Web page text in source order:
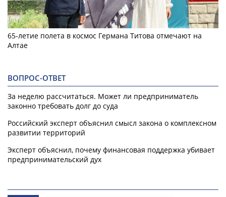
65-летие полета в космос Германа Титова отмечают на
Алтае
ВОПРОС-ОТВЕТ
За неделю рассчитаться. Может ли предприниматель
законно требовать долг до суда
Российский эксперт объяснил смысл закона о комплексном
развитии территорий
Эксперт объяснил, почему финансовая поддержка убивает
предпринимательский дух